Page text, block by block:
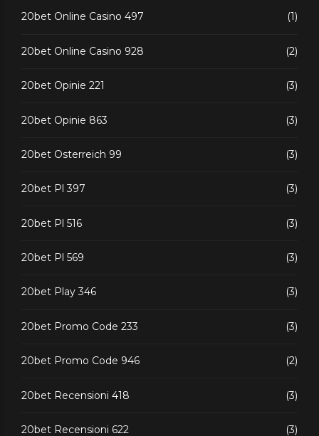
20bet Online Casino 497 (1)
20bet Online Casino 928 (2)
20bet Opinie 221 (3)
20bet Opinie 863 (3)
20bet Osterreich 99 (3)
20bet Pl 397 (3)
20bet Pl 516 (3)
20bet Pl 569 (3)
20bet Play 346 (3)
20bet Promo Code 233 (3)
20bet Promo Code 946 (2)
20bet Recensioni 418 (3)
20bet Recensioni 622 (3)